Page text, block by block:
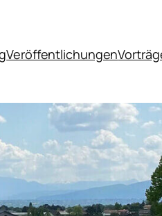
Veröffentlichungen